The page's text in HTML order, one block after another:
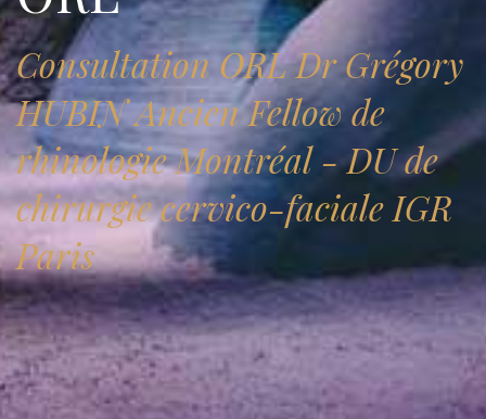
Consultation ORL Dr Grégory
HUBIN Ancien Fellow de
rhinologie Montréal - DU de
chirurgie cervico-faciale IGR
Paris